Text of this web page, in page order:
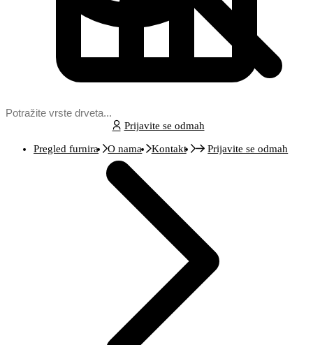
Prijavite se odmah
Pregled furnira O nama Kontakt Prijavite se odmah